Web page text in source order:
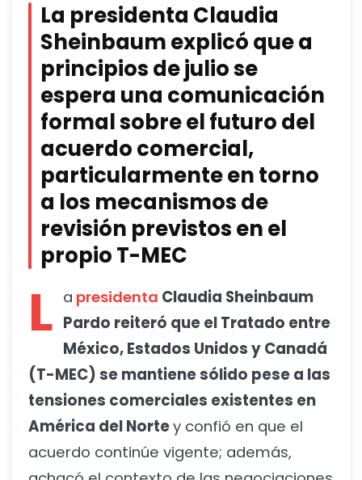
La presidenta Claudia
Sheinbaum explicó que a
principios de julio se
espera una comunicación
formal sobre el futuro del
acuerdo comercial,
particularmente en torno
a los mecanismos de
revisión previstos en el
propio T-MEC
L a presidenta Claudia Sheinbaum
Pardo reiteró que el Tratado entre
México, Estados Unidos y Canadá
(T-MEC) se mantiene sólido pese a las
tensiones comerciales existentes en
América del Nortey confió en que el
acuerdo continúe vigente; además,